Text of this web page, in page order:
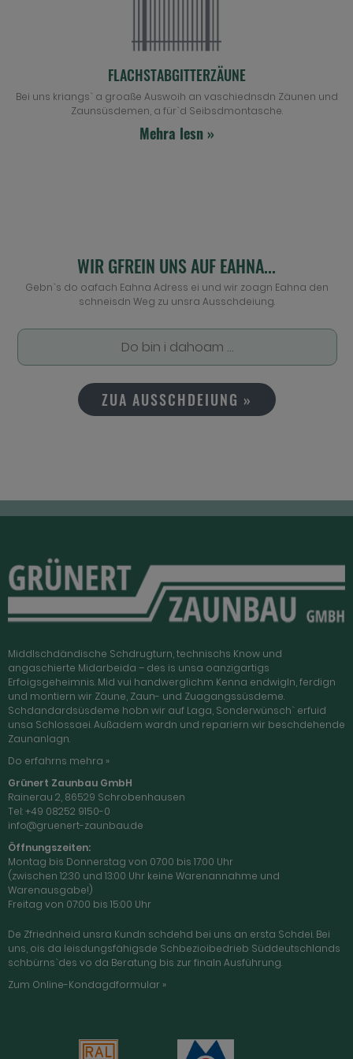
FLACHSTABGITTERZÄUNE
Bei uns kriangs` a groaße Auswoih an vaschiednsdn Zäunen und
Zaunsüsdemen, a für`d Seibsdmontasche.
Mehra lesn »
WIR GFREIN UNS AUF EAHNA...
Gebn`s do oafach Eahna Adress ei und wir zoagn Eahna den
schneisdn Weg zu unsra Ausschdeiung.
ZUA AUSSCHDEIUNG »
Middlschdändische Schdrugturn, technischs Know und
angaschierte Midarbeida – des is unsa oanzigartigs
Erfoigsgeheimnis. Mid vui handwerglichm Kenna endwigln, ferdign
und montiern wir Zäune, Zaun- und Zuagangssüsdeme.
Schdandardsüsdeme hobn wir auf Laga, Sonderwünsch` erfuid
unsa Schlossaei. Außadem wardn und repariern wir beschdehende
Zaunanlagn.
Do erfahrns mehra »
Grünert Zaunbau GmbH
Rainerau 2, 86529 Schrobenhausen
Tel: +49 08252 9150-0
info@gruenert-zaunbau.de
Öffnungszeiten:
Montag bis Donnerstag von 07:00 bis 17:00 Uhr
(zwischen 12:30 und 13:00 Uhr keine Warenannahme und
Warenausgabe!)
Freitag von 07:00 bis 15:00 Uhr
De Zfriednheid unsra Kundn schdehd bei uns an ersta Schdei. Bei
uns, ois da leisdungsfähigsde Schbezioibedrieb Süddeutschlands
schbürns`des vo da Beratung bis zur finaln Ausführung.
Zum Online-Kondagdformular »